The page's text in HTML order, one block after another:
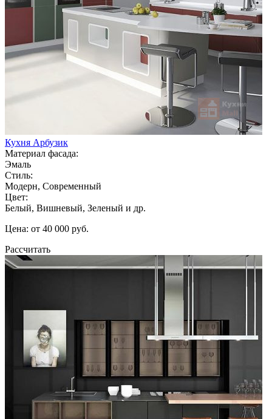
Кухня Арбузик
Материал фасада:
Эмаль
Стиль:
Модерн, Современный
Цвет:
Белый, Вишневый, Зеленый и др.
Цена: от 40 000 руб.
Рассчитать